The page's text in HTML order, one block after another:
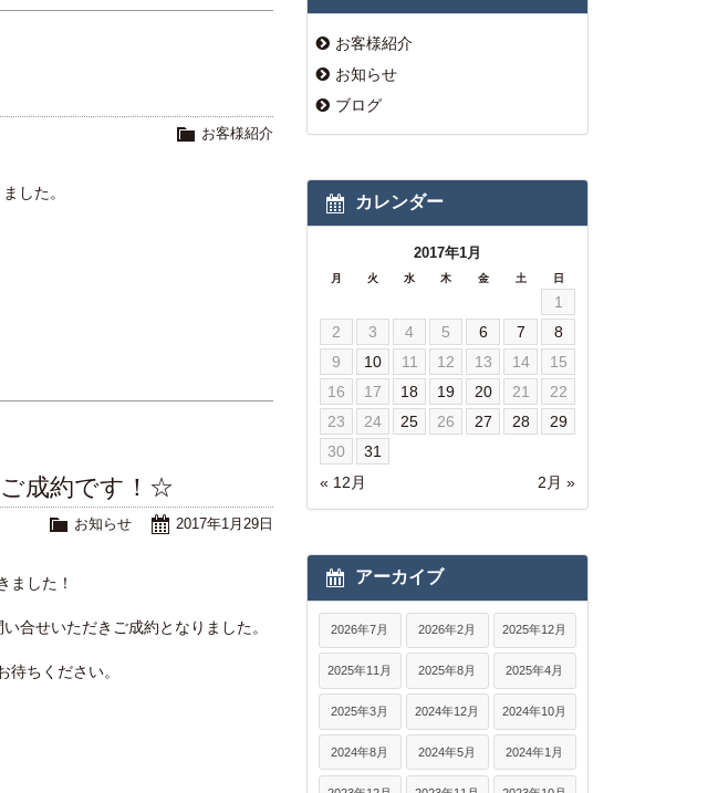
お客様紹介
した。
成約です！☆
2017年1月29日
お知らせ
した！
合せいただきご成約となりました。
ちください。
お客様紹介
お知らせ
ブログ
カレンダー
2017年1月
月 火 水 木 金 土 日
« 12月 2月 »
1
2
3 4 5 6 7
8
9
10 11 12 13 14
15
16
17 18 19 20 21
22
23
24 25 26 27 28
29
30
31
アーカイブ
2026年7月 2026年2月 2025年12月
2025年11月 2025年8月 2025年4月
2025年3月 2024年12月 2024年10月
2024年8月 2024年5月 2024年1月